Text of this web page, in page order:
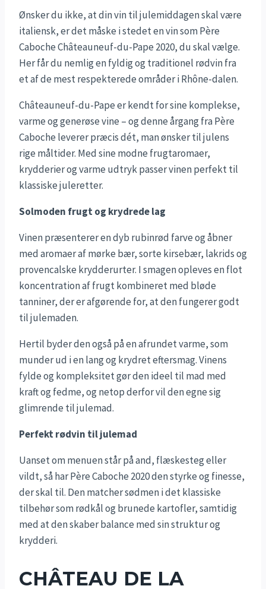
Ønsker du ikke, at din vin til julemiddagen skal være
italiensk, er det måske i stedet en vin som Père
Caboche Châteauneuf-du-Pape 2020, du skal vælge.
Her får du nemlig en fyldig og traditionel rødvin fra
et af de mest respekterede områder i Rhône-dalen.
Châteauneuf-du-Pape er kendt for sine komplekse,
varme og generøse vine – og denne årgang fra Père
Caboche leverer præcis dét, man ønsker til julens
rige måltider. Med sine modne frugtaromaer,
krydderier og varme udtryk passer vinen perfekt til
klassiske juleretter.
Solmoden frugt og krydrede lag
Vinen præsenterer en dyb rubinrød farve og åbner
med aromaer af mørke bær, sorte kirsebær, lakrids og
provencalske krydderurter. I smagen opleves en flot
koncentration af frugt kombineret med bløde
tanniner, der er afgørende for, at den fungerer godt
til julemaden.
Hertil byder den også på en afrundet varme, som
munder ud i en lang og krydret eftersmag. Vinens
fylde og kompleksitet gør den ideel til mad med
kraft og fedme, og netop derfor vil den egne sig
glimrende til julemad.
Perfekt rødvin til julemad
Uanset om menuen står på and, flæskesteg eller
vildt, så har Père Caboche 2020 den styrke og finesse,
der skal til. Den matcher sødmen i det klassiske
tilbehør som rødkål og brunede kartofler, samtidig
med at den skaber balance med sin struktur og
krydderi.
CHÂTEAU DE LA